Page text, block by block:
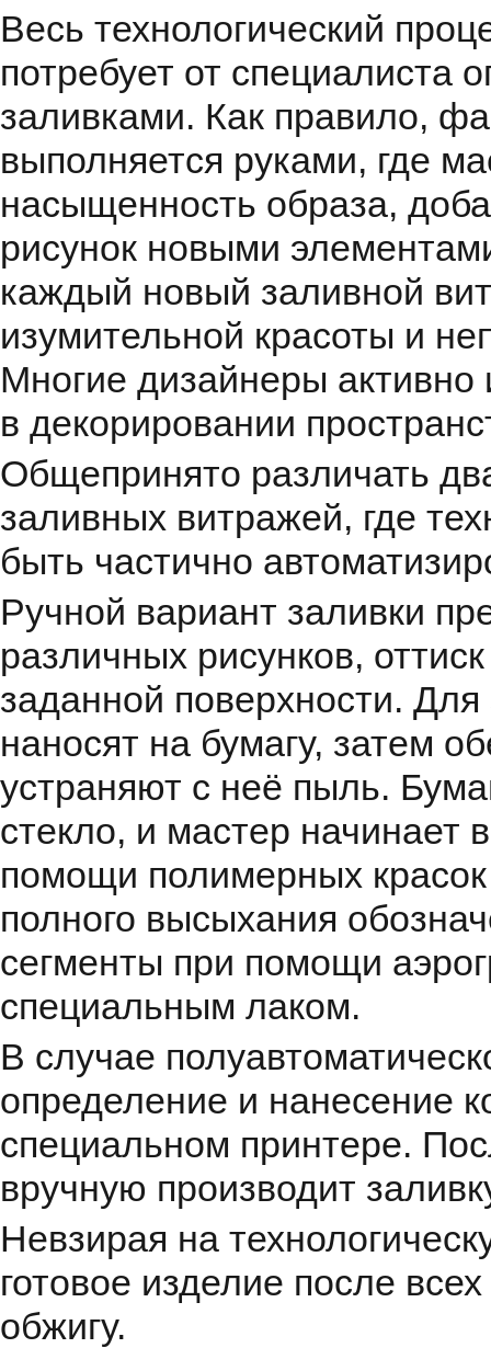
Весь технологический
потребует от специалиста
заливками. Как правило,
выполняется руками, где
насыщенность образа,
рисунок новыми
каждый новый заливной
изумительной красоты и
Многие дизайнеры активно
в декорировании
Общепринято различать
заливных витражей, где
быть частично
Ручной вариант заливки
различных рисунков,
заданной поверхности.
наносят на бумагу, затем
устраняют с неё пыль.
стекло, и мастер начинает
помощи полимерных
полного высыхания
сегменты при помощи
специальным лаком.
В случае
определение и нанесение
специальном принтере.
вручную производит
Невзирая на
готовое изделие после
обжигу.